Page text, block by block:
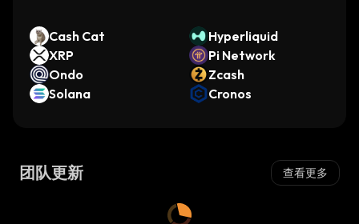
Cash Cat
Hyperliquid
XRP
Pi Network
Ondo
Zcash
Solana
Cronos
团队更新 查看更多